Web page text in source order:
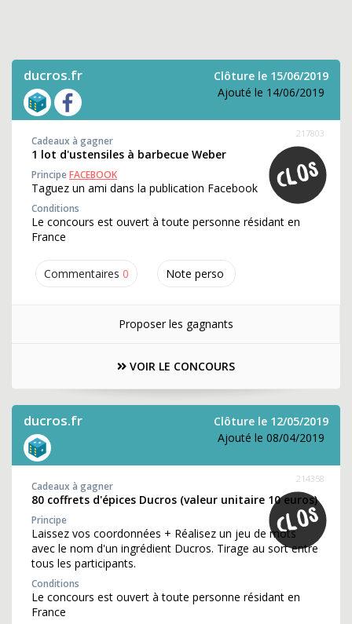
ducros.fr
Clôture le 15/06/2019
Ajouté le 14/06/2019
Commentaires 0 Note perso
217803
Cadeaux à gagner
1 lot d'ustensiles à barbecue Weber
PrincipeFACEBOOK
Taguez un ami dans la publication Facebook
Conditions
Le concours est ouvert à toute personne résidant en
France
Proposer les gagnants
VOIR LE CONCOURS
ducros.fr
Clôture le 12/05/2019
Ajouté le 08/04/2019
214358
Cadeaux à gagner
80 coffrets d'épices Ducros (valeur unitaire 10 euros)
Principe
Laissez vos coordonnées + Réalisez un jeu de mots
avec le nom d'un ingrédient Ducros. Tirage au sort entre
tous les participants.
Conditions
Le concours est ouvert à toute personne résidant en
France